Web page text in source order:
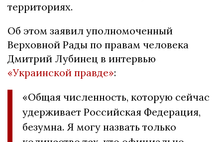
территориях.
Об этом заявил уполномоченный
Верховной Рады по правам человека
Дмитрий Лубинец в интервью
«Украинской правде»:
«Общая численность, которую сейчас
удерживает Российская Федерация,
безумна. Я могу назвать только